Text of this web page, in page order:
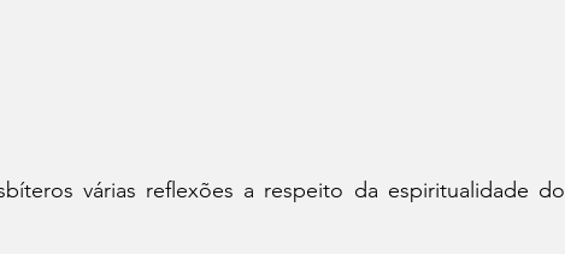
várias reflexões a respeito da espiritualidade do